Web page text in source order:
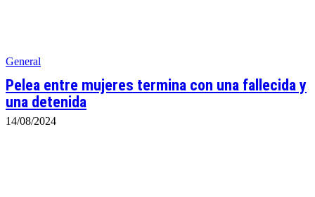
General
Pelea entre mujeres termina con una fallecida y
una detenida
14/08/2024